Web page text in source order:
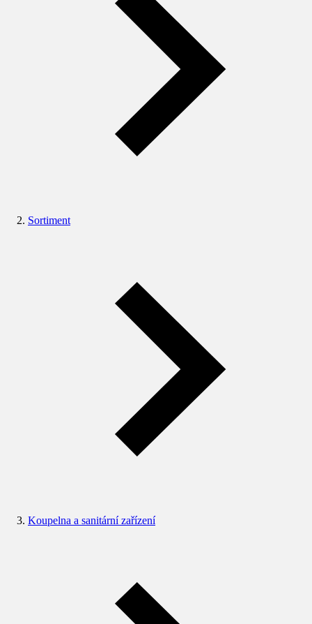
Sortiment
Koupelna a sanitární zařízení